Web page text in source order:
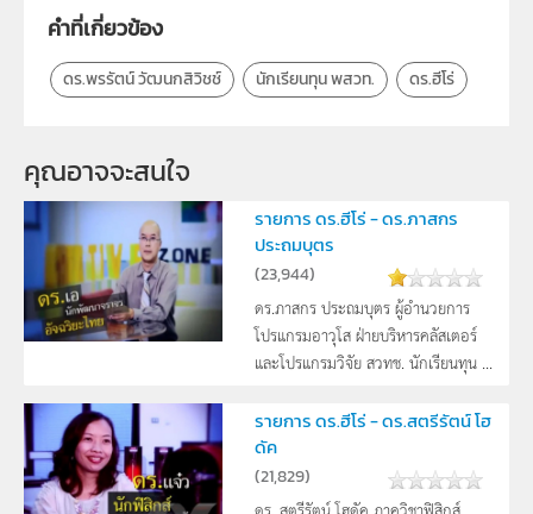
คำที่เกี่ยวข้อง
ดร.พรรัตน์ วัฒนกสิวิชช์ นักเรียนทุน พสวท. ดร.ฮีโร่
คุณอาจจะสนใจ
รายการ ดร.ฮีโร่ - ดร.ภาสกร
ประถมบุตร
(23,944)
ดร.ภาสกร ประถมบุตร ผู้อำนวยการ
โปรแกรมอาวุโส ฝ่ายบริหารคลัสเตอร์
และโปรแกรมวิจัย สวทช. นักเรียนทุน ...
รายการ ดร.ฮีโร่ - ดร.สตรีรัตน์ โฮ
ดัค
(21,829)